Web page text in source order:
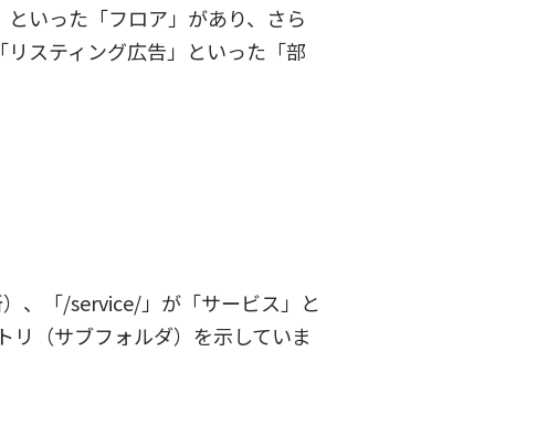
いった「フロア」があり、さら
スティング広告」といった「部
、「/service/」が「サービス」と
リ（サブフォルダ）を示していま